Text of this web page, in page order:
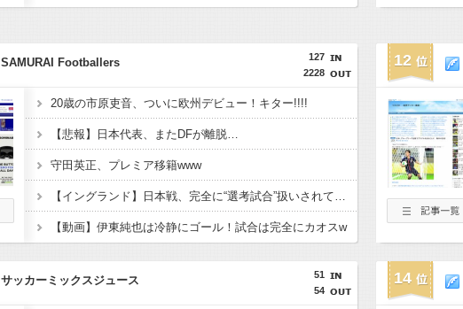
127
2228
SAMURAI Footballers
20歳の市原吏音、ついに欧州デビュー！キター!!!!
【悲報】日本代表、またDFが離脱…
守田英正、プレミア移籍www
【イングランド】日本戦、完全に“選考試合”扱いされている可能性
【動画】伊東純也は冷静にゴール！試合は完全にカオスw
12
51
54
サッカーミックスジュース 14